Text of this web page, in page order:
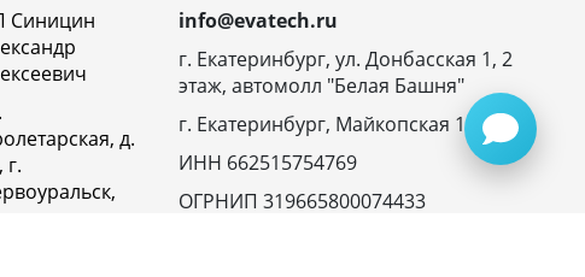
Синицин
д.
г.
info@evatech.ru
г. Екатеринбург, ул. Донбасская 1, 2
этаж, автомолл "Белая Башня"
г. Екатеринбург, Майкопская 10
ИНН 662515754769
ОГРНИП 319665800074433